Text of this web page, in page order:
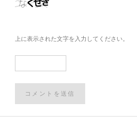
上に表示された文字を入力してください。